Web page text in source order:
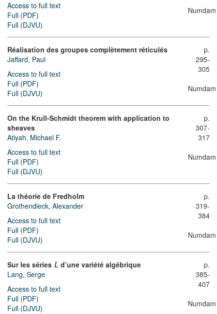
Access to full text
Full (PDF)
Full (DJVU)
Numdam
Réalisation des groupes complètement réticulés
Jaffard, Paul
Access to full text
Full (PDF)
Full (DJVU)
p.
295-
305
Numdam
On the Krull-Schmidt theorem with application to
sheaves
Atiyah, Michael F.
Access to full text
Full (PDF)
Full (DJVU)
p.
307-
317
Numdam
La théorie de Fredholm
Grothendieck, Alexander
Access to full text
Full (PDF)
Full (DJVU)
p.
319-
384
Numdam
Sur les séries L d’une variété algébrique
Lang, Serge
Access to full text
Full (PDF)
Full (DJVU)
p.
385-
407
Numdam